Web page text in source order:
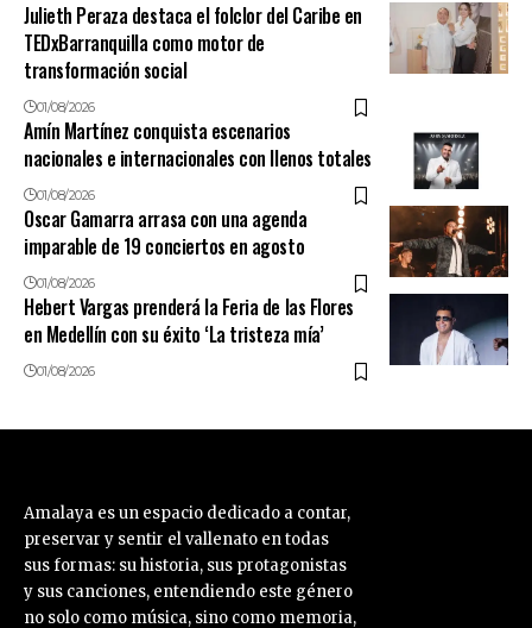
Julieth Peraza destaca el folclor del Caribe en
TEDxBarranquilla como motor de
transformación social
01/08/2026
Amín Martínez conquista escenarios
nacionales e internacionales con llenos totales
01/08/2026
Oscar Gamarra arrasa con una agenda
imparable de 19 conciertos en agosto
01/08/2026
Hebert Vargas prenderá la Feria de las Flores
en Medellín con su éxito ‘La tristeza mía’
01/08/2026
Amalaya es un espacio dedicado a contar,
preservar y sentir el vallenato en todas
sus formas: su historia, sus protagonistas
y sus canciones, entendiendo este género
no solo como música, sino como memoria,